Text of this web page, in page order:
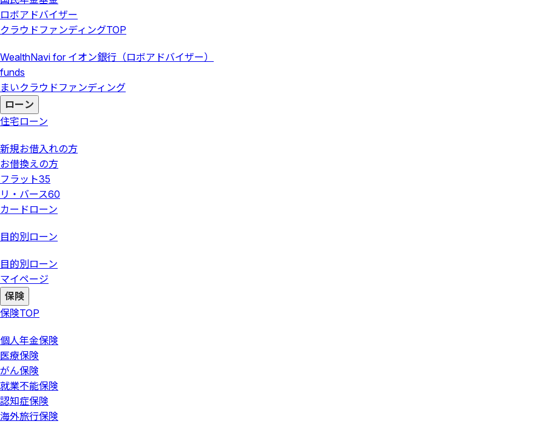
ロボアドバイザー
クラウドファンディングTOP
WealthNavi for イオン銀行（ロボアドバイザー）
funds
まいクラウドファンディング
ローン
住宅ローン
新規お借入れの方
お借換えの方
フラット35
リ・バース60
カードローン
目的別ローン
目的別ローン
マイページ
保険
保険TOP
個人年金保険
医療保険
がん保険
就業不能保険
認知症保険
海外旅行保険